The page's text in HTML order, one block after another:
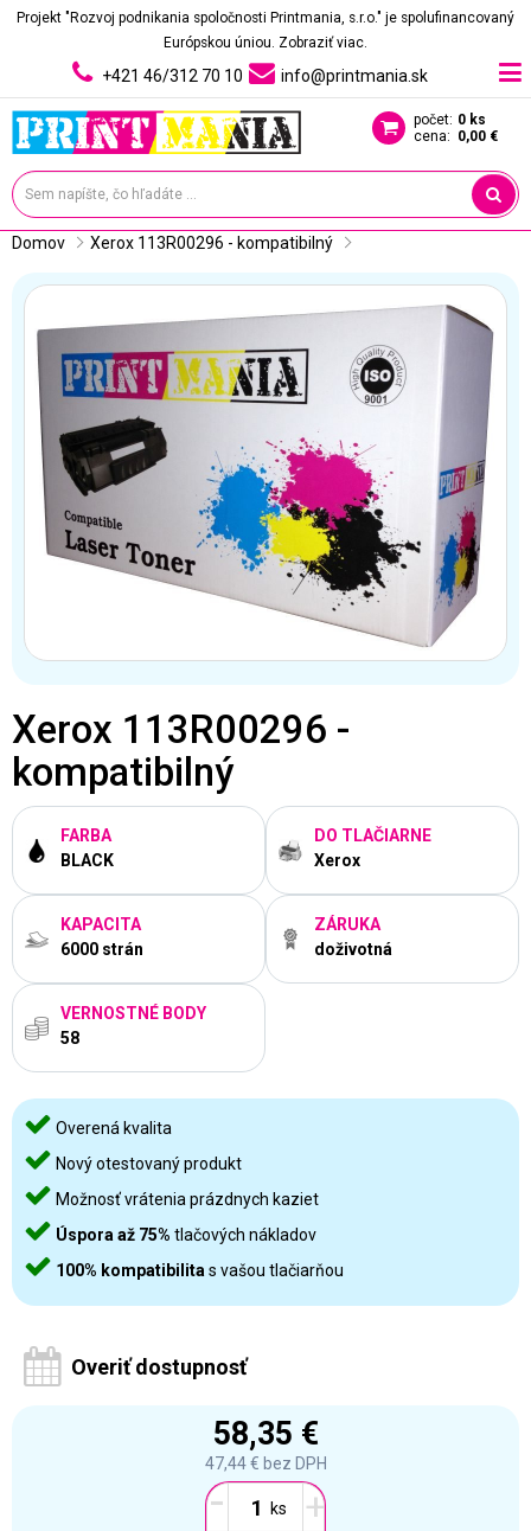
Projekt "Rozvoj podnikania spoločnosti Printmania, s.r.o." je spolufinancovaný
Európskou úniou. Zobraziť viac.
+421 46/312 70 10 info@printmania.sk
počet: 0 ks
cena: 0,00 €
Domov Xerox 113R00296 - kompatibilný
Xerox 113R00296 -
kompatibilný
FARBA
BLACK
DO TLAČIARNE
Xerox
KAPACITA
6000 strán
ZÁRUKA
doživotná
VERNOSTNÉ BODY
58
Overená kvalita
Nový otestovaný produkt
Možnosť vrátenia prázdnych kaziet
Úspora až 75% tlačových nákladov
100% kompatibilita s vašou tlačiarňou
Overiť dostupnosť
58,35 €
47,44 € bez DPH
- +